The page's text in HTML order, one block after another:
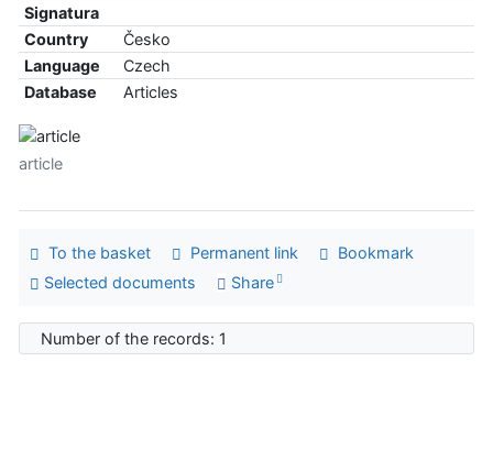
Signatura
Country
Česko
Language
Czech
Database
Articles
article
To the basket Permanent link
Bookmark
Selected documents
Share
Number of the records: 1